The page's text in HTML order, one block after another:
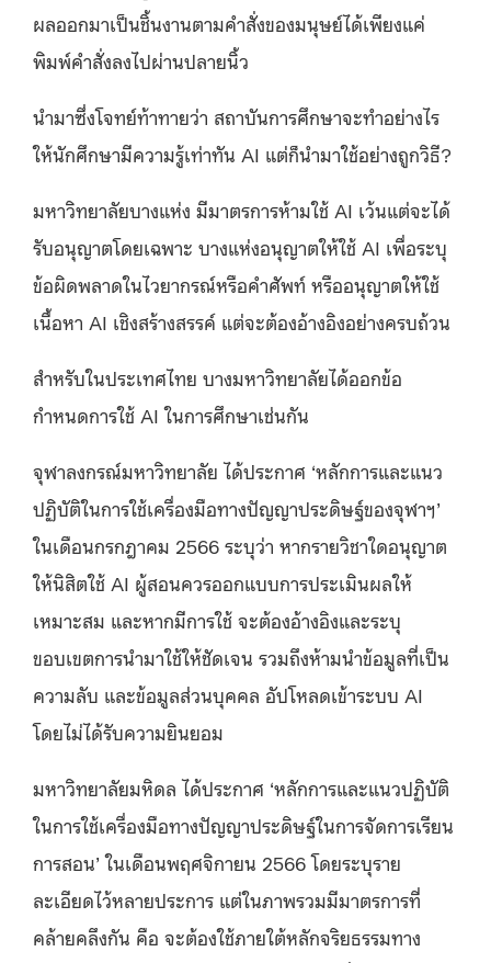
ผลออกมาเป็นชิ้นงานตามคำสั่งของมนุษย์ได้เพียงแค่
พิมพ์คำสั่งลงไปผ่านปลายนิ้ว
นำมาซึ่งโจทย์ท้าทายว่า สถาบันการศึกษาจะทำอย่างไร
ให้นักศึกษามีความรู้เท่าทัน​​ AI แต่ก็นำมาใช้อย่างถูกวิธี?
มหาวิทยาลัยบางแห่ง มีมาตรการห้ามใช้ AI เว้นแต่จะได้
รับอนุญาตโดยเฉพาะ บางแห่งอนุญาตให้ใช้ AI เพื่อระบุ
ข้อผิดพลาดในไวยากรณ์หรือคำศัพท์ หรืออนุญาตให้ใช้
เนื้อหา AI เชิงสร้างสรรค์ แต่จะต้องอ้างอิงอย่างครบถ้วน
สำหรับในประเทศไทย บางมหาวิทยาลัยได้ออกข้อ
กำหนดการใช้​ AI ในการศึกษาเช่นกัน
จุฬาลงกรณ์มหาวิทยาลัย ได้ประกาศ ‘หลักการและแนว
ปฏิบัติในการใช้เครื่องมือทางปัญญาประดิษฐ์ของจุฬาฯ’
ในเดือนกรกฎาคม 2566 ระบุว่า หากรายวิชาใดอนุญาต
ให้นิสิตใช้ AI ผู้สอนควรออกแบบการประเมินผลให้
เหมาะสม และหากมีการใช้ จะต้องอ้างอิงและระบุ
ขอบเขตการนำมาใช้ให้ชัดเจน รวมถึงห้ามนำข้อมูลที่เป็น
ความลับ และข้อมูลส่วนบุคคล อัปโหลดเข้าระบบ AI
โดยไม่ได้รับความยินยอม
มหาวิทยาลัยมหิดล ได้ประกาศ ‘หลักการและแนวปฏิบัติ
ในการใช้เครื่องมือทางปัญญาประดิษฐ์ในการจัดการเรียน
การสอน’ ในเดือนพฤศจิกายน 2566 โดยระบุราย
ละเอียดไว้หลายประการ แต่ในภาพรวมมีมาตรการที่
คล้ายคลึงกัน คือ จะต้องใช้ภายใต้หลักจริยธรรมทาง